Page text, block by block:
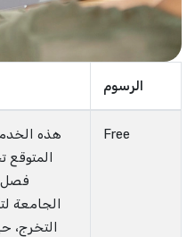
الرسوم
هذه
فصل
الجامعة
التخرج،
Free